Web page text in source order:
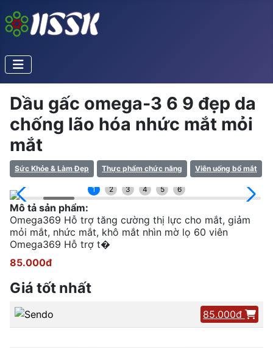
Dầu gấc omega-3 6 9 đẹp da
chống lão hóa nhức mắt mỏi
mắt
Sức Khỏe & Làm Đẹp Thực phẩm chức năng Viên uống bổ mắt
1 2 3 4 5 6
Mô tả sản phẩm:
Omega369 Hỗ trợ tăng cường thị lực cho mắt, giảm
mỏi mắt, nhức mắt, khô mắt nhìn mờ lọ 60 viên
Omega369 Hỗ trợ t�
85.000đ
Giá tốt nhất
85.000đ